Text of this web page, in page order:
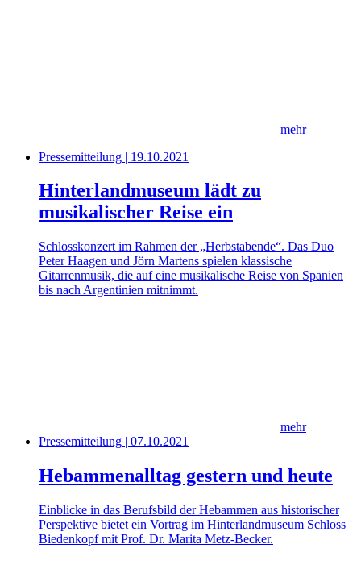
mehr
Pressemitteilung | 19.10.2021
Hinterlandmuseum lädt zu
musikalischer Reise ein
Schlosskonzert im Rahmen der „Herbstabende“. Das Duo
Peter Haagen und Jörn Martens spielen klassische
Gitarrenmusik, die auf eine musikalische Reise von Spanien
bis nach Argentinien mitnimmt.
mehr
Pressemitteilung | 07.10.2021
Hebammenalltag gestern und heute
Einblicke in das Berufsbild der Hebammen aus historischer
Perspektive bietet ein Vortrag im Hinterlandmuseum Schloss
Biedenkopf mit Prof. Dr. Marita Metz-Becker.